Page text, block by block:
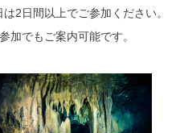
2日間以上でご参加ください。
加でもご案内可能です。